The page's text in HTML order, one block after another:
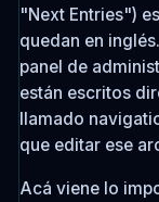
"Next Entries")
quedan en
panel de
están escritos
llamado
que editar ese
Acá viene lo